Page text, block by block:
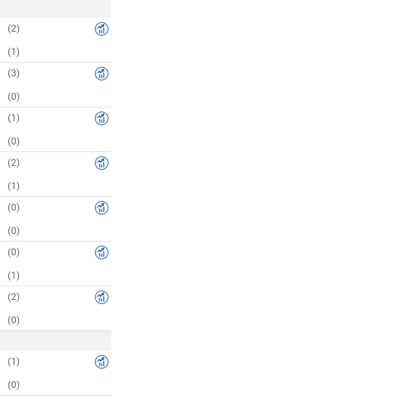
(2)
(1)
(3)
(0)
(1)
(0)
(2)
(1)
(0)
(0)
(0)
(1)
(2)
(0)
(1)
(0)